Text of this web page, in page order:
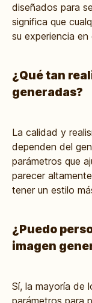
diseñados para
significa que
su experiencia
¿Qué tan
generadas?
La calidad y
dependen del
parámetros que
parecer
tener un estilo
¿Puedo
imagen
Sí, la mayoría de